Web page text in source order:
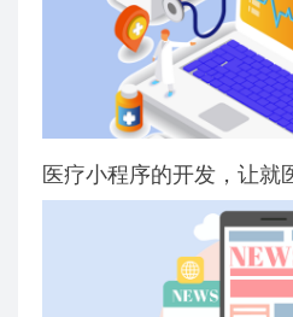
医疗小程序的开发，让就